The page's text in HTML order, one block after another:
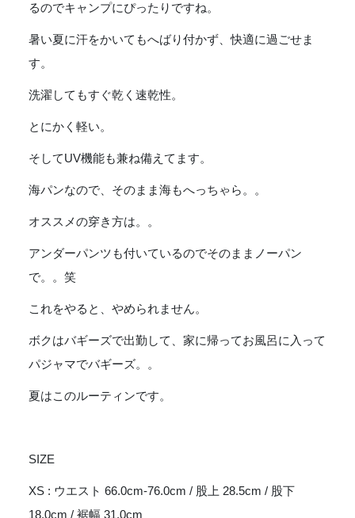
るのでキャンプにぴったりですね。
暑い夏に汗をかいてもへばり付かず、快適に過ごせま
す。
洗濯してもすぐ乾く速乾性。
とにかく軽い。
そしてUV機能も兼ね備えてます。
海パンなので、そのまま海もへっちゃら。。
オススメの穿き方は。。
アンダーパンツも付いているのでそのままノーパン
で。。笑
これをやると、やめられません。
ボクはバギーズで出勤して、家に帰ってお風呂に入って
パジャマでバギーズ。。
夏はこのルーティンです。
SIZE
XS : ウエスト 66.0cm-76.0cm / 股上 28.5cm / 股下
18.0cm / 裾幅 31.0cm